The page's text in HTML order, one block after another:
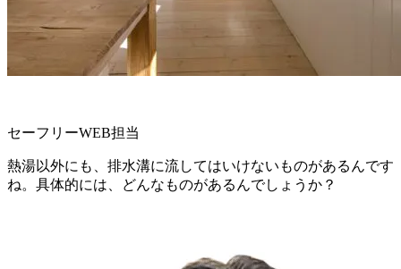
セーフリーWEB担当
熱湯以外にも、排水溝に流してはいけないものがあるんです
ね。具体的には、どんなものがあるんでしょうか？